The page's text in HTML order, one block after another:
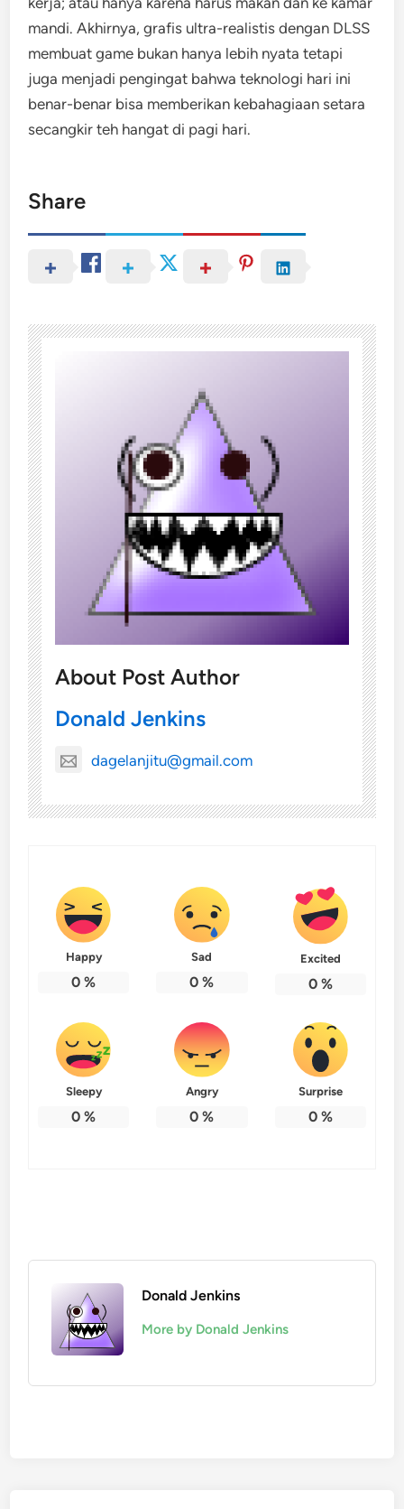
mandi. Akhirnya, grafis ultra-realistis dengan DLSS
membuat game bukan hanya lebih nyata tetapi
juga menjadi pengingat bahwa teknologi hari ini
benar-benar bisa memberikan kebahagiaan setara
secangkir teh hangat di pagi hari.
Share
About Post Author
Donald Jenkins
dagelanjitu@gmail.com
Happy
0 %
Sad
0 %
Excited
0%
Sleepy
0 %
Angry
0 %
Surprise
0%
Donald Jenkins
More by Donald Jenkins